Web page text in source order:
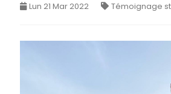
Lun 21 Mar 2022 Témoignage